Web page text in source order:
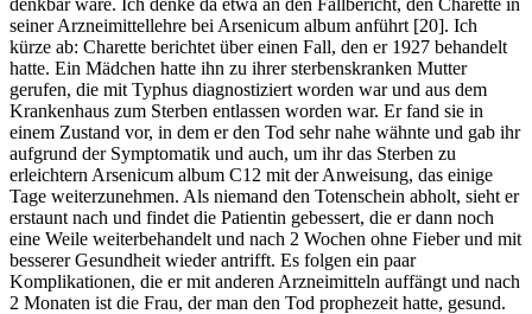
seiner Arzneimittellehre bei Arsenicum album anführt [20]. Ich
kürze ab: Charette berichtet über einen Fall, den er 1927 behandelt
hatte. Ein Mädchen hatte ihn zu ihrer sterbenskranken Mutter
gerufen, die mit Typhus diagnostiziert worden war und aus dem
Krankenhaus zum Sterben entlassen worden war. Er fand sie in
einem Zustand vor, in dem er den Tod sehr nahe wähnte und gab ihr
aufgrund der Symptomatik und auch, um ihr das Sterben zu
erleichtern Arsenicum album C12 mit der Anweisung, das einige
Tage weiterzunehmen. Als niemand den Totenschein abholt, sieht er
erstaunt nach und findet die Patientin gebessert, die er dann noch
eine Weile weiterbehandelt und nach 2 Wochen ohne Fieber und mit
besserer Gesundheit wieder antrifft. Es folgen ein paar
Komplikationen, die er mit anderen Arzneimitteln auffängt und nach
2 Monaten ist die Frau, der man den Tod prophezeit hatte, gesund.